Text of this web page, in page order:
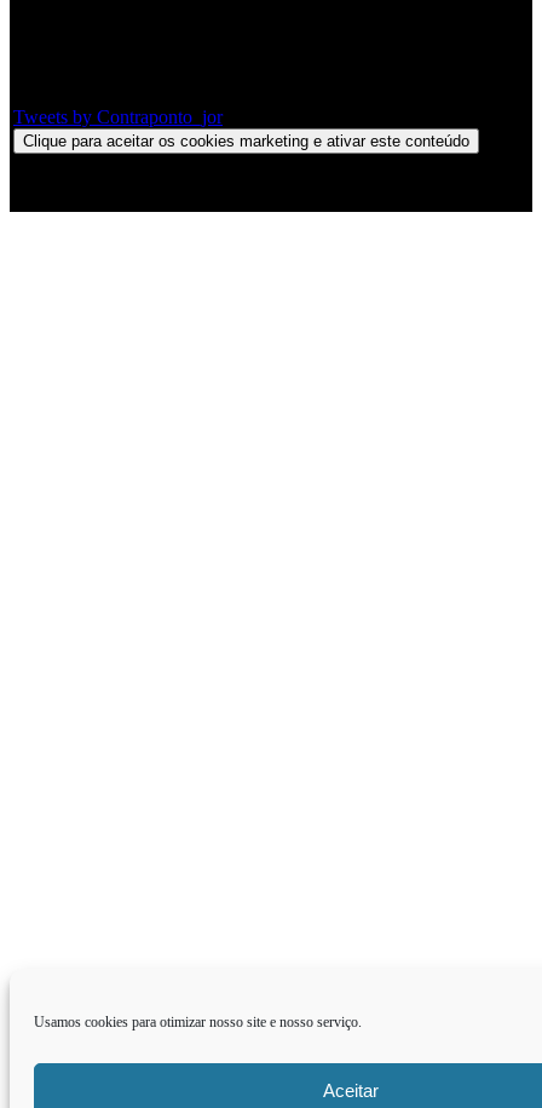
Usamos cookies para otimizar nosso site e nosso serviço.
Aceitar
Tweets by Contraponto_jor
Clique para aceitar os cookies marketing e ativar este conteúdo